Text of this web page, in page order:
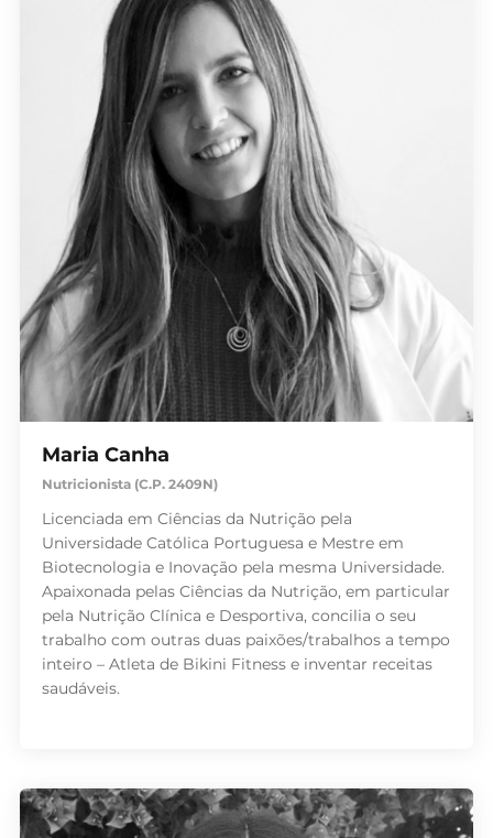
Maria Canha
Nutricionista (C.P. 2409N)
Licenciada em Ciências da Nutrição pela
Universidade Católica Portuguesa e Mestre em
Biotecnologia e Inovação pela mesma Universidade.
Apaixonada pelas Ciências da Nutrição, em particular
pela Nutrição Clínica e Desportiva, concilia o seu
trabalho com outras duas paixões/trabalhos a tempo
inteiro – Atleta de Bikini Fitness e inventar receitas
saudáveis.